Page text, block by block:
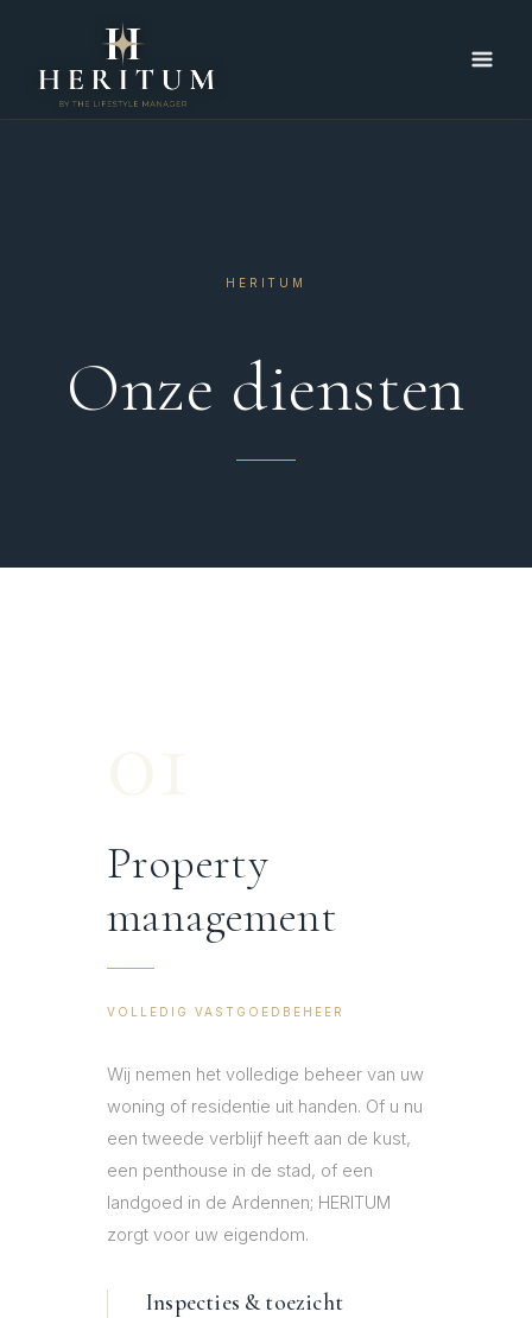
inhoud
HERITUM
Onze diensten
Property
management
VOLLEDIG VASTGOEDBEHEER
Wij nemen het volledige beheer van uw
woning of residentie uit handen. Of u nu
een tweede verblijf heeft aan de kust,
een penthouse in de stad, of een
landgoed in de Ardennen; HERITUM
zorgt voor uw eigendom.
Inspecties & toezicht